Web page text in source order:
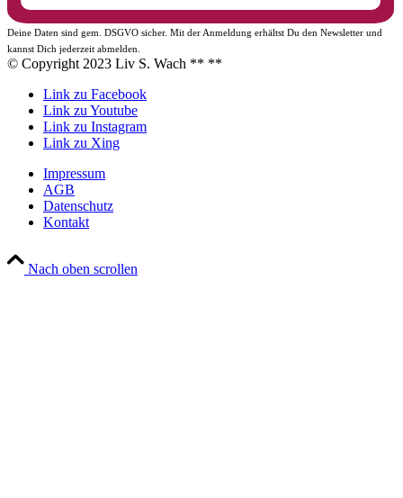
Deine Daten sind gem. DSGVO sicher. Mit der Anmeldung erhältst Du den Newsletter und
kannst Dich jederzeit abmelden.
© Copyright 2023 Liv S. Wach ** **
Link zu Facebook
Link zu Youtube
Link zu Instagram
Link zu Xing
Impressum
AGB
Datenschutz
Kontakt
Nach oben scrollen